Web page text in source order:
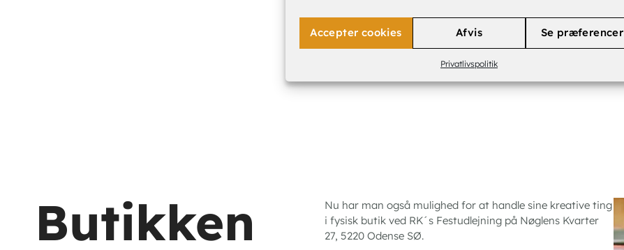
Accepter cookies Afvis Se præferencer
PrivatlivspolitikUdlejning
Butikken
Nu har man også mulighed for at handle sine kreative ting
i fysisk butik ved RK´s Festudlejning på Nøglens Kvarter
27, 5220 Odense SØ.